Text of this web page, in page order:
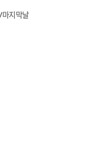
지막날